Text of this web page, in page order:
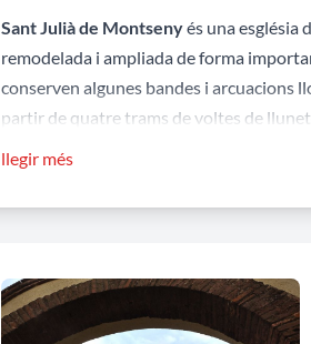
Sant Julià de Montsenyés una església
remodelada i ampliada de forma
conserven algunes bandes i arcuacions
partir de quatre trams de voltes de
de l'Assumpció de Maria de l'any 1954.
A l’interior es conserven restes dels
també del segle XVI.
llegir més